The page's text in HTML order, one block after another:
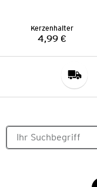
Kerzenhalter
Preis:
4,99 €